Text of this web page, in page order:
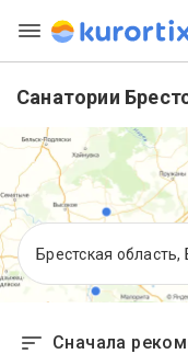
Санатории
Брестская область,
Сначала